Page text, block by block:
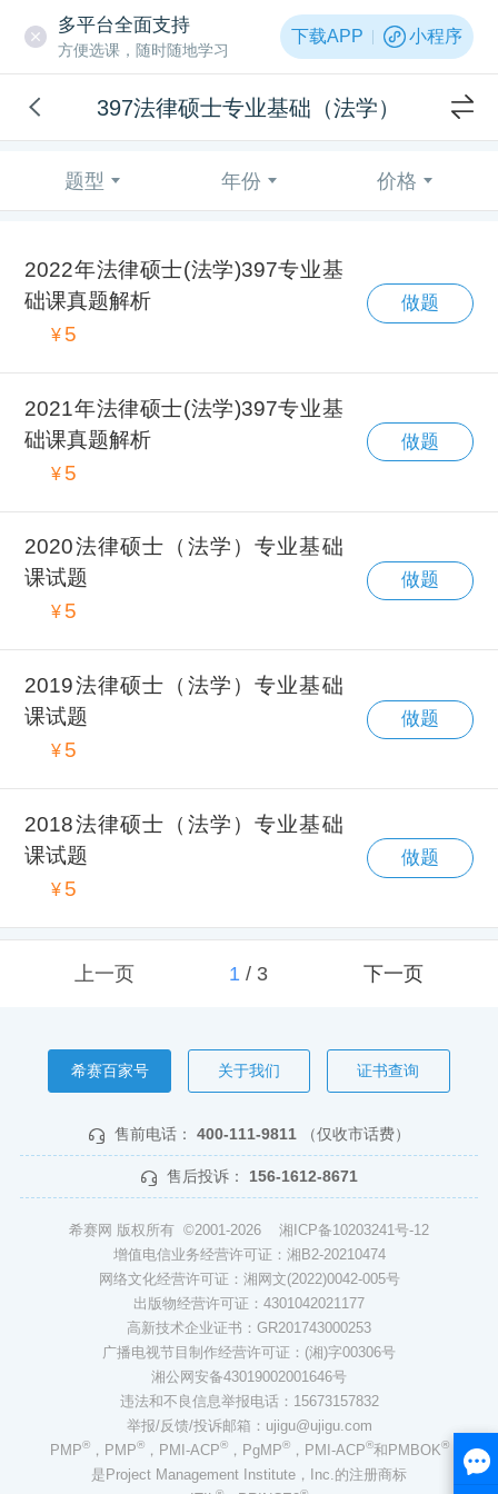
多平台全面支持
方便选课，随时随地学习
下载APP 小程序
397法律硕士专业基础（法学）
题型 年份 价格
2022年法律硕士(法学)397专业基
础课真题解析
¥ 5
做题
2021年法律硕士(法学)397专业基
础课真题解析
¥ 5
做题
2020法律硕士（法学）专业基础
课试题
¥ 5
做题
2019法律硕士（法学）专业基础
课试题
¥ 5
做题
2018法律硕士（法学）专业基础
课试题
¥ 5
做题
上一页 1/ 3 下一页
希赛百家号 关于我们 证书查询
售前电话： 400-111-9811 （仅收市话费）
售后投诉： 156-1612-8671
希赛网 版权所有 ©2001-2026 湘ICP备10203241号-12
增值电信业务经营许可证：湘B2-20210474
网络文化经营许可证：湘网文(2022)0042-005号
出版物经营许可证：4301042021177
高新技术企业证书：GR201743000253
广播电视节目制作经营许可证：(湘)字00306号
湘公网安备43019002001646号
违法和不良信息举报电话：15673157832
举报/反馈/投诉邮箱：ujigu@ujigu.com
PMP®，PMP®，PMI-ACP®，PgMP®，PMI-ACP®和PMBOK®
是Project Management Institute，Inc.的注册商标